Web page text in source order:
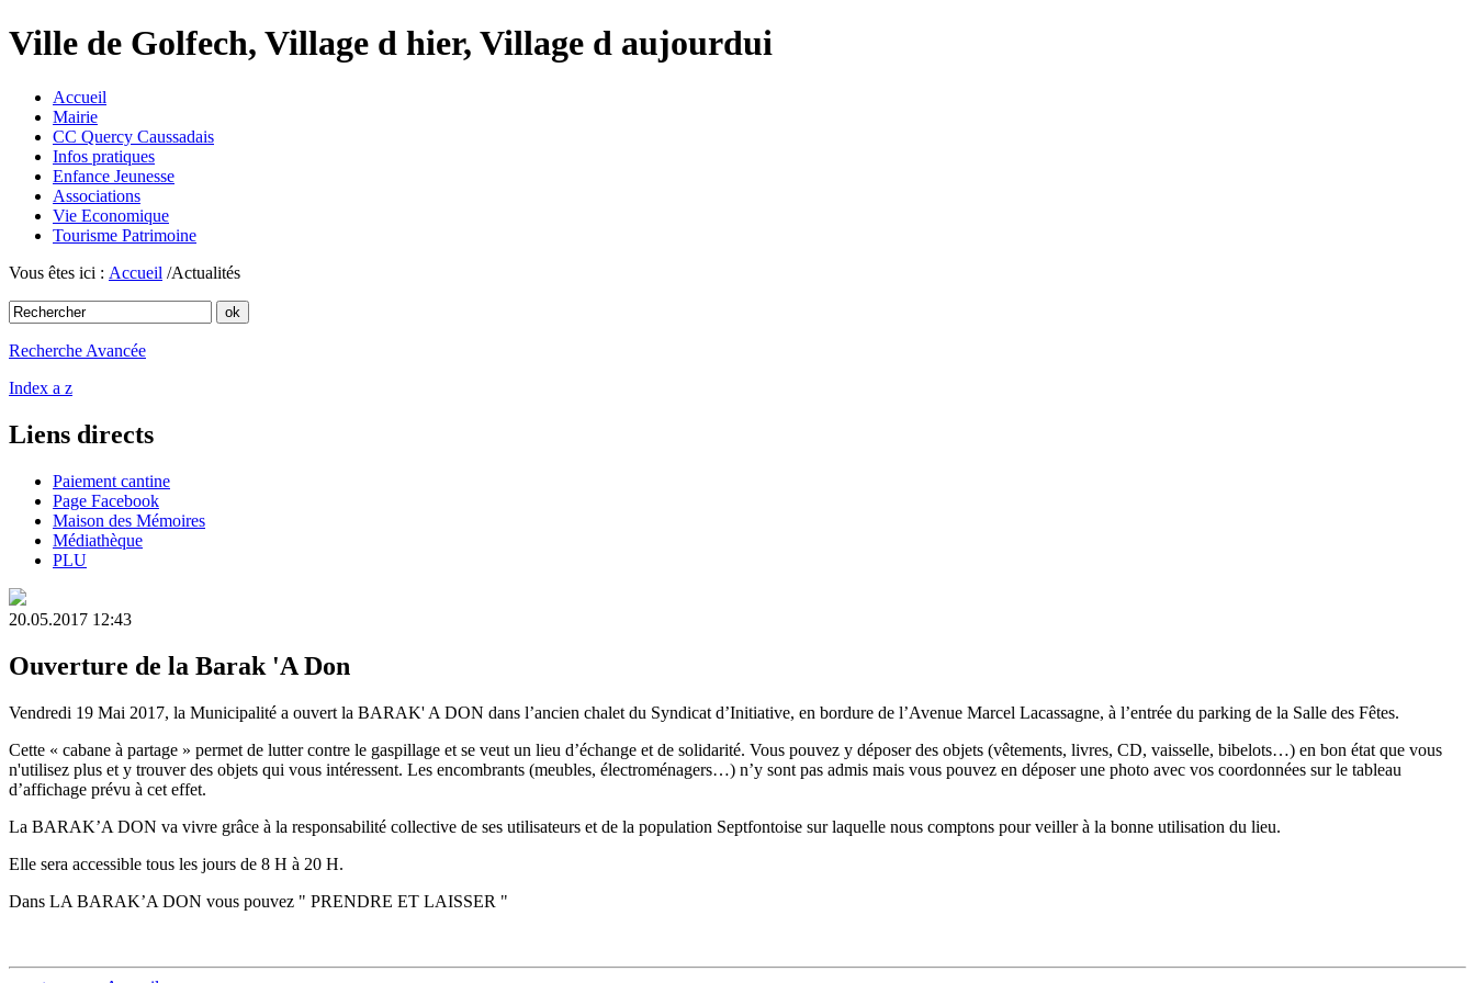
Ville de Golfech, Village d hier, Village d aujourdui
Accueil
Mairie
CC Quercy Caussadais
Infos pratiques
Enfance Jeunesse
Associations
Vie Economique
Tourisme Patrimoine
Vous êtes ici : Accueil /Actualités
Recherche Avancée
Index a z
Liens directs
Paiement cantine
Page Facebook
Maison des Mémoires
Médiathèque
PLU
20.05.2017 12:43
Ouverture de la Barak 'A Don
Vendredi 19 Mai 2017, la Municipalité a ouvert la BARAK' A DON dans l’ancien chalet du Syndicat d’Initiative, en bordure de l’Avenue Marcel Lacassagne, à l’entrée du parking de la Salle des Fêtes.
Cette « cabane à partage » permet de lutter contre le gaspillage et se veut un lieu d’échange et de solidarité. Vous pouvez y déposer des objets (vêtements, livres, CD, vaisselle, bibelots…) en bon état que vous
n'utilisez plus et y trouver des objets qui vous intéressent. Les encombrants (meubles, électroménagers…) n’y sont pas admis mais vous pouvez en déposer une photo avec vos coordonnées sur le tableau
d’affichage prévu à cet effet.
La BARAK’A DON va vivre grâce à la responsabilité collective de ses utilisateurs et de la population Septfontoise sur laquelle nous comptons pour veiller à la bonne utilisation du lieu.
Elle sera accessible tous les jours de 8 H à 20 H.
Dans LA BARAK’A DON vous pouvez " PRENDRE ET LAISSER "